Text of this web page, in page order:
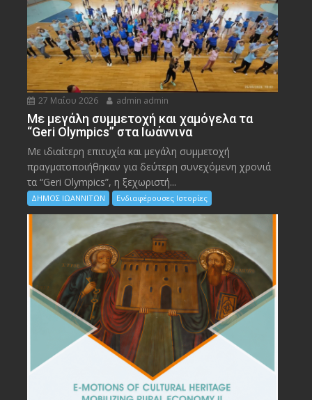
27 Μαΐου 2026 admin admin
Με μεγάλη συμμετοχή και χαμόγελα τα
“Geri Olympics” στα Ιωάννινα
Με ιδιαίτερη επιτυχία και μεγάλη συμμετοχή
πραγματοποιήθηκαν για δεύτερη συνεχόμενη χρονιά
τα “Geri Olympics”, η ξεχωριστή...
ΔΗΜΟΣ ΙΩΑΝΝΙΤΩΝ Ενδιαφέρουσες Ιστορίες